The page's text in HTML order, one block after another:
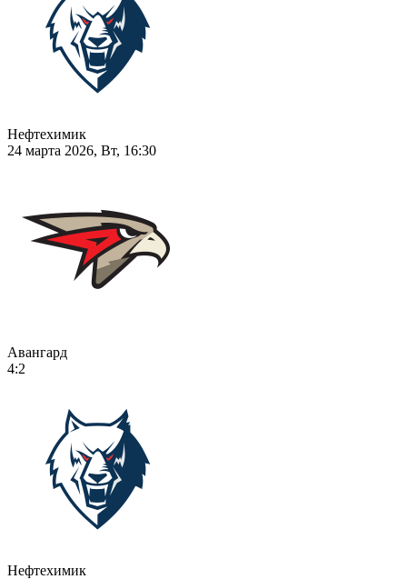
Нефтехимик
24 марта 2026, Вт, 16:30
Авангард
4:2
Нефтехимик